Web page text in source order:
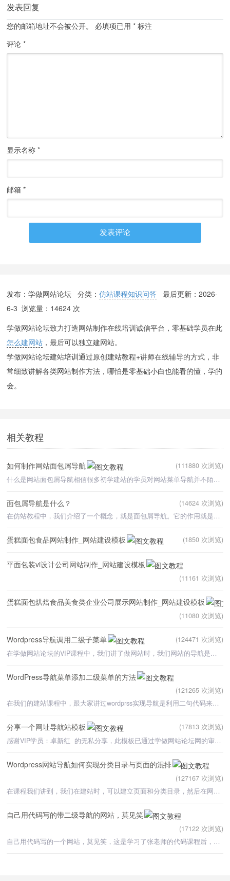
发表回复
您的邮箱地址不会被公开。 必填项已用* 标注
评论*
显示名称*
邮箱*
发布：学做网站论坛 分类：仿站课程知识问答 最后更新：2026-
6-3 浏览量：14624 次
学做网站论坛致力打造网站制作在线培训诚信平台，零基础学员在此
怎么建网站 ，最后可以独立建网站。
学做网站论坛建站培训通过原创建站教程+讲师在线辅导的方式，非
常细致讲解各类网站制作方法，哪怕是零基础小白也能看的懂，学的
会。
相关教程
如何制作网站面包屑导航
(111880 次浏览)
什么是网站面包屑导航相信很多初学建站的学员对网站菜单导航并不陌生，但对于网站面包屑导航却知之甚少，
面包屑导航是什么？
(14624 次浏览)
在仿站教程中，我们介绍了一个概念，就是面包屑导航。它的作用就是让浏览我们网站的用户，清晰的知道他浏览
蛋糕面包食品网站制作_网站建设模板 (1850 次浏览)
平面包装vi设计公司网站制作_网站建设模板
(11161 次浏览)
蛋糕面包烘焙食品美食类企业公司展示网站制作_网站建设模板
(11080 次浏览)
Wordpress导航调用二级子菜单
(124471 次浏览)
在学做网站论坛的VIP课程中，我们讲了做网站时，我们网站的导航是调用一级分类和页面，可往往为了一些需要
WordPress导航菜单添加二级菜单的方法
(121265 次浏览)
在我们的建站课程中，跟大家讲过wordprss实现导航是利用二句代码来自动调用。这样只要我们在后台添加一
分享一个网址导航站模板
(17813 次浏览)
感谢VIP学员：卓新红 的无私分享，此模板已通过学做网站论坛网的审核，大家可放心使用。分享一个网址
Wordpress网站导航如何实现分类目录与页面的混排
(127167 次浏览)
在课程我们讲到，我们在建站时，可以建立页面和分类目录，然后在网站导航上调用页面与分类目录。更换页
自己用代码写的带二级导航的网站，莫见笑
(17122 次浏览)
自己用代码写的一个网站，莫见笑，这是学习了张老师的代码课程后，自己先画了一个图，然后再用PS切片，再使